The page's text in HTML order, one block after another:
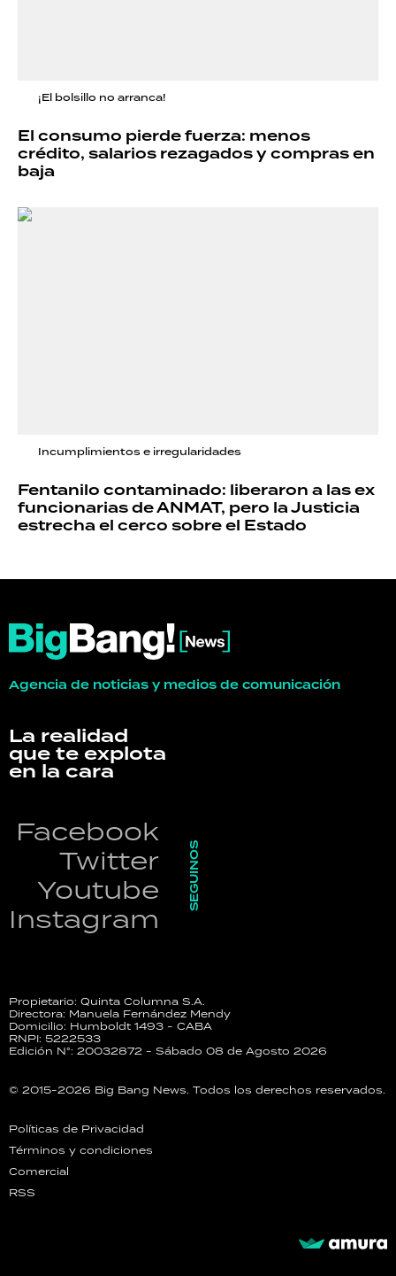
¡El bolsillo no arranca!
El consumo pierde fuerza: menos
crédito, salarios rezagados y compras en
baja
Incumplimientos e irregularidades
Fentanilo contaminado: liberaron a las ex
funcionarias de ANMAT, pero la Justicia
estrecha el cerco sobre el Estado
Agencia de noticias y medios de comunicación
La realidad
que te explota
en la cara
Facebook
Twitter
Youtube
Instagram
SEGUINOS
Propietario: Quinta Columna S.A.
Directora: Manuela Fernández Mendy
Domicilio: Humboldt 1493 - CABA
RNPI: 5222533
Edición N°: 20032872 - Sábado 08 de Agosto 2026
© 2015-2026 Big Bang News. Todos los derechos reservados.
Políticas de Privacidad
Términos y condiciones
Comercial
RSS